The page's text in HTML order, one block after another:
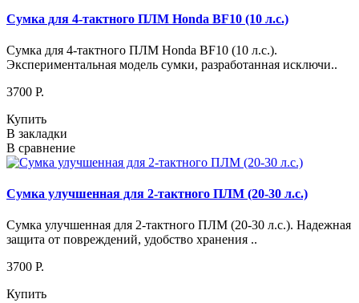
Сумка для 4-тактного ПЛМ Honda BF10 (10 л.с.)
Сумка для 4-тактного ПЛМ Honda BF10 (10 л.с.).
Экспериментальная модель сумки, разработанная исключи..
3700 P.
Купить
В закладки
В сравнение
Сумка улучшенная для 2-тактного ПЛМ (20-30 л.с.)
Сумка улучшенная для 2-тактного ПЛМ (20-30 л.с.). Надежная
защита от повреждений, удобство хранения ..
3700 P.
Купить